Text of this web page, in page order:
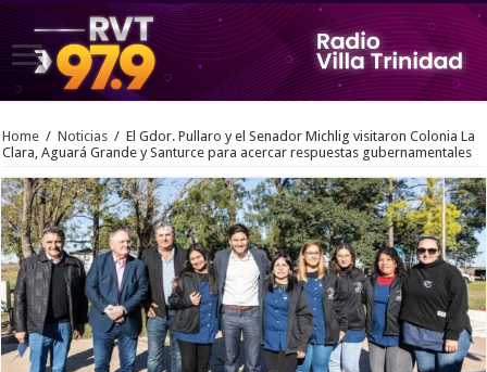
Home / Noticias / El Gdor. Pullaro y el Senador Michlig visitaron Colonia La
Clara, Aguará Grande y Santurce para acercar respuestas gubernamentales